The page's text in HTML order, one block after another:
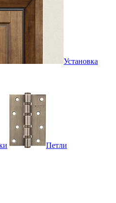
Установка
Петли